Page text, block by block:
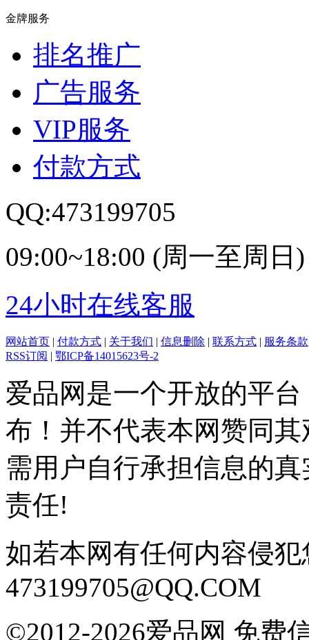
金牌服务
排名推广
广告服务
VIP服务
付款方式
QQ:473199705
09:00~18:00 (周一至周日)
24小时在线客服
网站首页 | 付款方式 | 关于我们 | 信息删除 | 联系方式 | 服务条款
RSS订阅 | 鄂ICP备14015623号-2
爱品网是一个开放的平
布！并不代表本网赞同
需用户自行承担信息的
责任!
如若本网有任何内容侵
473199705@QQ.COM
©2012-2026爱品网 免费